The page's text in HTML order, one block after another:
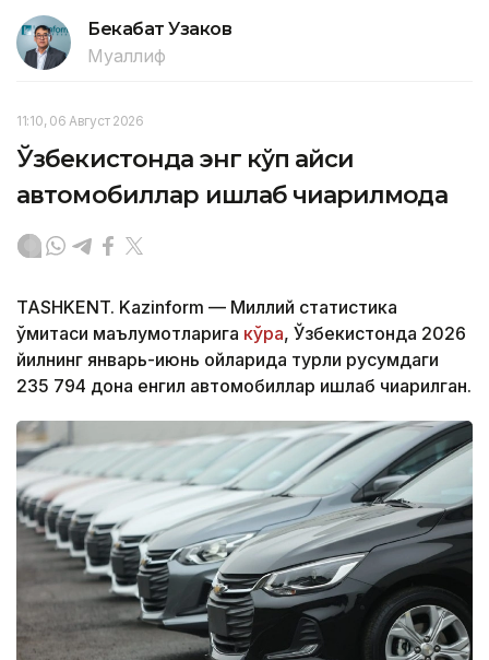
Бекабат Узаков
Муаллиф
11:10, 06 Август 2026
Ўзбекистонда энг кўп қайси
автомобиллар ишлаб чиқарилмоқда
TASHKENT. Kazinform — Миллий статистика
қўмитаси маълумотларига кўра, Ўзбекистонда 2026
йилнинг январь-июнь ойларида турли русумдаги
235 794 дона енгил автомобиллар ишлаб чиқарилган.